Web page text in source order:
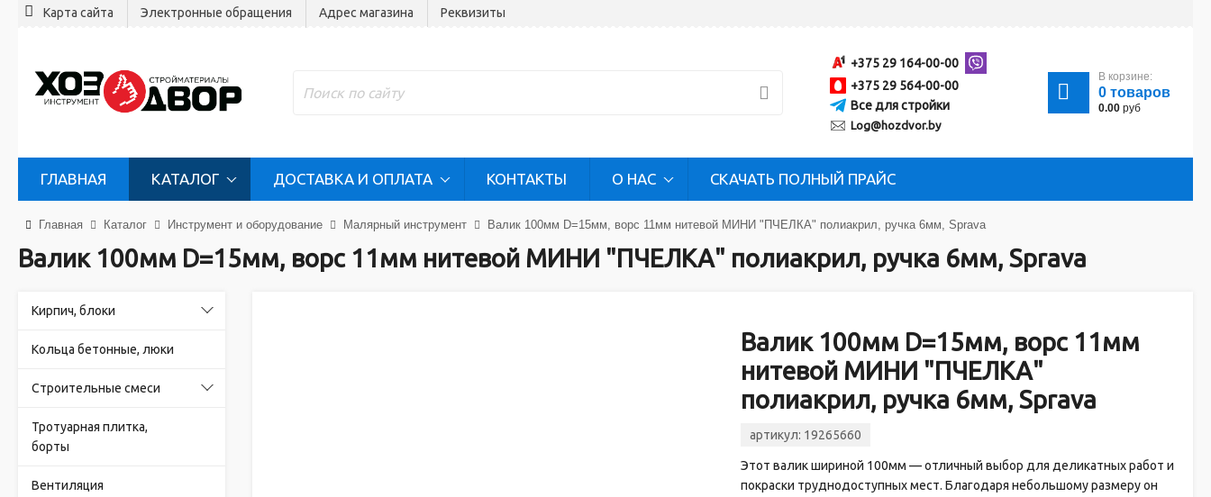
Карта сайта Электронные обращения Адрес магазина Реквизиты
+375 29 164-00-00
+375 29 564-00-00
Все для стройки
Log@hozdvor.by
В корзине:
0 товаров
0.00 руб
ГЛАВНАЯ КАТАЛОГ ДОСТАВКА И ОПЛАТА КОНТАКТЫ О НАС СКАЧАТЬ ПОЛНЫЙ ПРАЙС
Главная Каталог Инструмент и оборудование Малярный инструмент Валик 100мм D=15мм, ворс 11мм нитевой МИНИ "ПЧЕЛКА" полиакрил, ручка 6мм, Sprava
Валик 100мм D=15мм, ворс 11мм нитевой МИНИ "ПЧЕЛКА" полиакрил, ручка 6мм, Sprava
Кирпич, блоки
Кольца бетонные, люки
Строительные смеси
Тротуарная плитка,
борты
Вентиляция
Валик 100мм D=15мм, ворс 11мм
нитевой МИНИ "ПЧЕЛКА"
полиакрил, ручка 6мм, Sprava
артикул: 19265660
Этот валик шириной 100мм — отличный выбор для деликатных работ и
покраски труднодоступных мест. Благодаря небольшому размеру он